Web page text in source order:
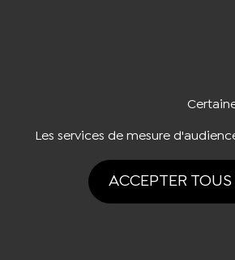
Les services de mesure
ACCEPTER